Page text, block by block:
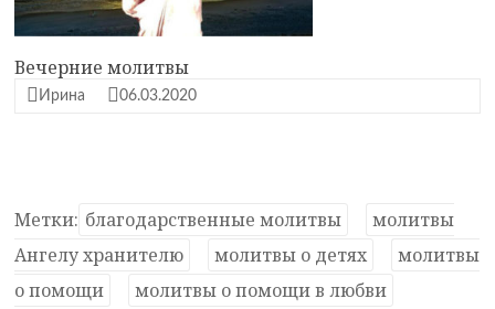
Вечерние молитвы
Ирина 06.03.2020
Метки: благодарственные молитвы
молитвы
Ангелу хранителю
молитвы о детях
молитвы
о помощи
молитвы о помощи в любви